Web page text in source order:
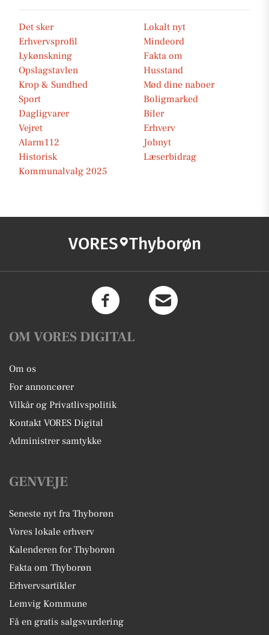
Det sker
Lokalt nyt
Erhvervsprofil
Mindeord
Lykønskning
Fakta om
Opslagstavlen
Husstand
Krop & Sundhed
Mød dine naboer
Sport
Boligmarked
Dagligvarer
Biler
Vejret
Erhverv
Alarm112
Jobnyt
Historisk
Læserbidrag
Kommunalvalg 2025
VORES Thyborøn
OM VORES DIGITAL
Om os
For annoncører
Vilkår og Privatlivspolitik
Kontakt VORES Digital
Administrer samtykke
GENVEJE
Seneste nyt fra Thyborøn
Vores lokale erhverv
Kalenderen for Thyborøn
Fakta om Thyborøn
Erhvervsartikler
Lemvig Kommune
Få en gratis salgsvurdering